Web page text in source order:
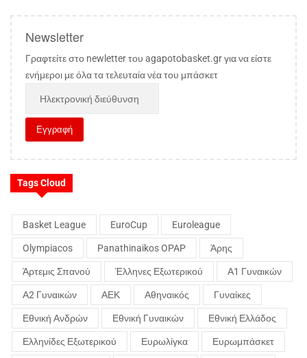
Newsletter
Γραφτείτε στο newletter του agapotobasket.gr για να είστε
ενήμεροι με όλα τα τελευταία νέα του μπάσκετ
Tags Cloud
Basket League EuroCup Euroleague
Olympiacos Panathinaikos OPAP Άρης
Άρτεμις Σπανού Έλληνες Εξωτερικού Α1 Γυναικών
Α2 Γυναικών ΑΕΚ Αθηναικός Γυναίκες
Εθνική Ανδρών Εθνική Γυναικών Εθνική Ελλάδος
Ελληνίδες Εξωτερικού Ευρωλίγκα Ευρωμπάσκετ